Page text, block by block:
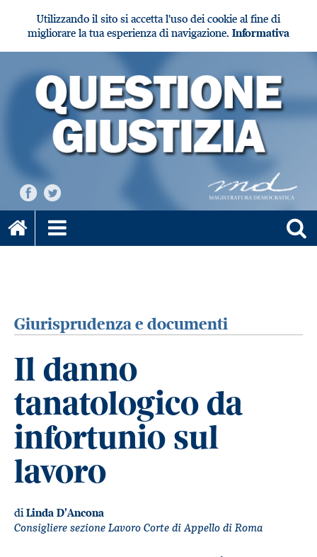
Utilizzando il sito si accetta l'uso dei cookie al fine di
migliorare la tua esperienza di navigazione. Informativa
Giurisprudenza e documenti
Il danno
tanatologico da
infortunio sul
lavoro
di Linda D'Ancona
Consigliere sezione Lavoro Corte di Appello di Roma